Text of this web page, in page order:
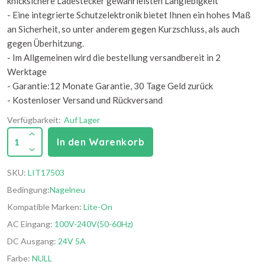
- Eine integrierte Schutzelektronik bietet Ihnen ein hohes Maß
an Sicherheit, so unter anderem gegen Kurzschluss, als auch
gegen Überhitzung.
- Im Allgemeinen wird die bestellung versandbereit in 2
Werktage
- Garantie:12 Monate Garantie, 30 Tage Geld zurück
- Kostenloser Versand und Rückversand
Verfügbarkeit: Auf Lager
1 In den Warenkorb
SKU: LIT17503
Bedingung:Nagelneu
Kompatible Marken: Lite-On
AC Eingang: 100V-240V(50-60Hz)
DC Ausgang: 24V 5A
Farbe: NULL